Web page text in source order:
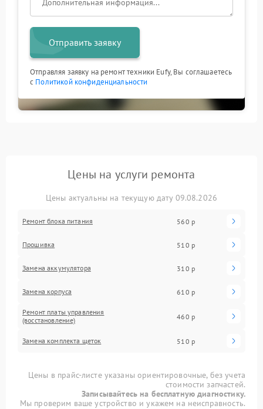
Отправить заявку
Отправляя заявку на ремонт техники Eufy, Вы соглашаетесь
с Политикой конфиденциальности
Цены на услуги ремонта
Цены актуальны на текущую дату 09.08.2026
Ремонт блока питания 560 р
Прошивка 510 р
Замена аккумулятора 310 р
Замена корпуса 610 р
Ремонт платы управления
(восстановление)
460 р
Замена комплекта щеток 510 р
Цены в прайс-листе указаны ориентировочные, без учета
стоимости запчастей.
Записывайтесь на бесплатную диагностику.
Мы проверим ваше устройство и укажем на неисправность.